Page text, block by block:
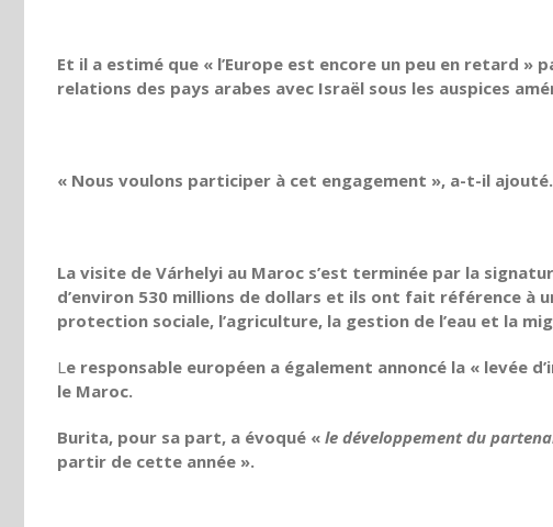
Et il a estimé que « l’Europe est encore un peu en retard
relations des pays arabes avec Israël sous les auspices
« Nous voulons participer à cet engagement », a-t-il ajouté.
La visite de Várhelyi au Maroc s’est terminée par la
d’environ 530 millions de dollars et ils ont fait référence à
protection sociale, l’agriculture, la gestion de l’eau et la
L e responsable européen a également annoncé la « levée
le Maroc.
Burita, pour sa part, a évoqué « le développement du
partir de cette année ».